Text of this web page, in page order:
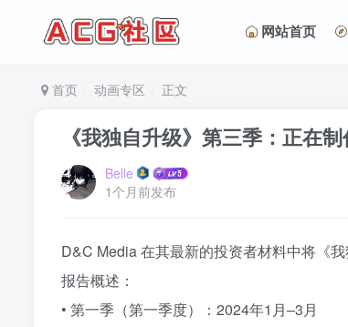
网站首页
首页 动画专区 正文
《我独自升级》第三季：正在
Belle
1个月前发布
D&C Media 在其最新的投资者材料中将《
报告概述：
• 第一季（第一季度）：2024年1月–3月